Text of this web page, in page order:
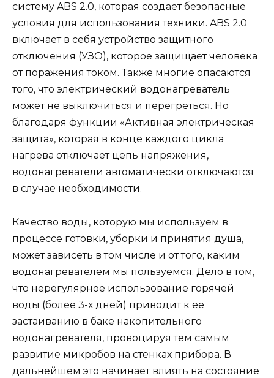
систему ABS 2.0, которая создает безопасные
условия для использования техники. ABS 2.0
включает в себя устройство защитного
отключения (УЗО), которое защищает человека
от поражения током. Также многие опасаются
того, что электрический водонагреватель
может не выключиться и перегреться. Но
благодаря функции «Активная электрическая
защита», которая в конце каждого цикла
нагрева отключает цепь напряжения,
водонагреватели автоматически отключаются
в случае необходимости.
Качество воды, которую мы используем в
процессе готовки, уборки и принятия душа,
может зависеть в том числе и от того, каким
водонагревателем мы пользуемся. Дело в том,
что нерегулярное использование горячей
воды (более 3-х дней) приводит к её
застаиванию в баке накопительного
водонагревателя, провоцируя тем самым
развитие микробов на стенках прибора. В
дальнейшем это начинает влиять на состояние